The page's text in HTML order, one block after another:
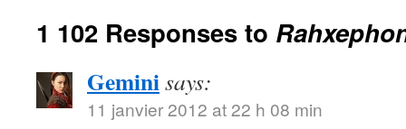
1 102 Responses to
Geminisays:
11 janvier 2012 at 22 h 08 min